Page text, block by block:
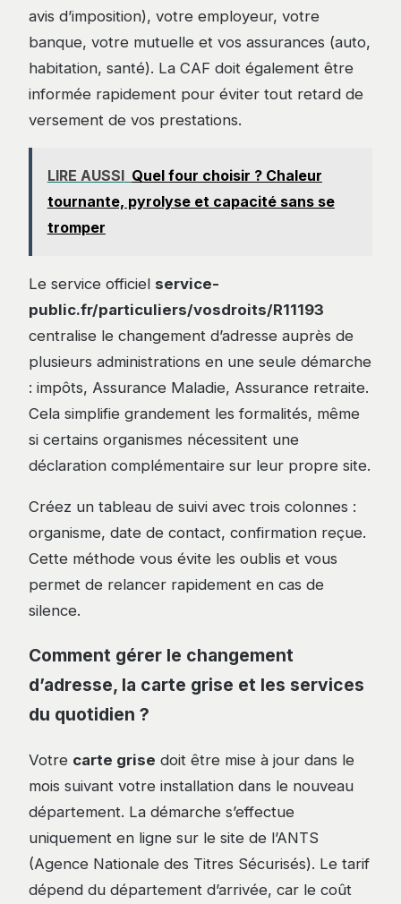
avis d’imposition), votre employeur, votre
banque, votre mutuelle et vos assurances (auto,
habitation, santé). La CAF doit également être
informée rapidement pour éviter tout retard de
versement de vos prestations.
LIRE AUSSI Quel four choisir ? Chaleur
tournante, pyrolyse et capacité sans se
tromper
Le service officiel service-
public.fr/particuliers/vosdroits/R11193
centralise le changement d’adresse auprès de
plusieurs administrations en une seule démarche
: impôts, Assurance Maladie, Assurance retraite.
Cela simplifie grandement les formalités, même
si certains organismes nécessitent une
déclaration complémentaire sur leur propre site.
Créez un tableau de suivi avec trois colonnes :
organisme, date de contact, confirmation reçue.
Cette méthode vous évite les oublis et vous
permet de relancer rapidement en cas de
silence.
Comment gérer le changement
d’adresse, la carte grise et les services
du quotidien ?
Votre carte grise doit être mise à jour dans le
mois suivant votre installation dans le nouveau
département. La démarche s’effectue
uniquement en ligne sur le site de l’ANTS
(Agence Nationale des Titres Sécurisés). Le tarif
dépend du département d’arrivée, car le coût